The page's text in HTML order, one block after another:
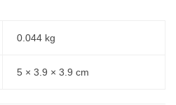
0.044 kg
5 × 3.9 × 3.9 cm